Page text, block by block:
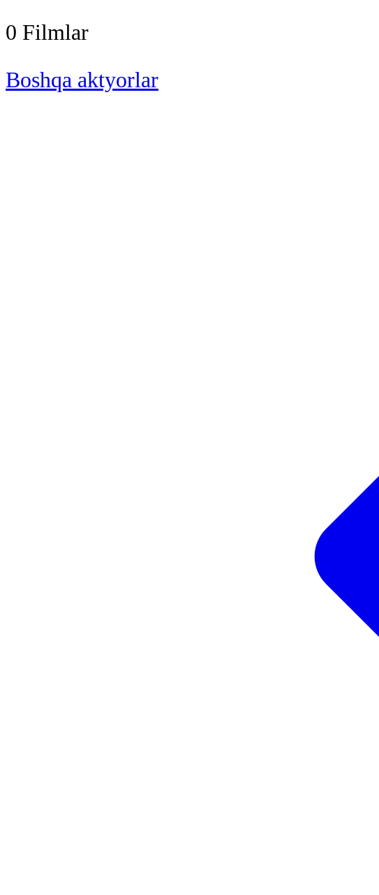
0 Filmlar
Boshqa aktyorlar